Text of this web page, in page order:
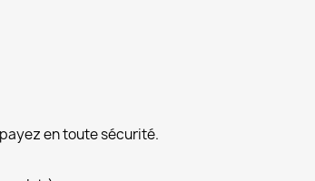
en toute sécurité.